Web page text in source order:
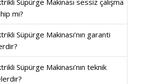
Süpürge Makinası sessiz çalışma
mi?
Süpürge Makinası’nın garanti
Süpürge Makinası’nın teknik